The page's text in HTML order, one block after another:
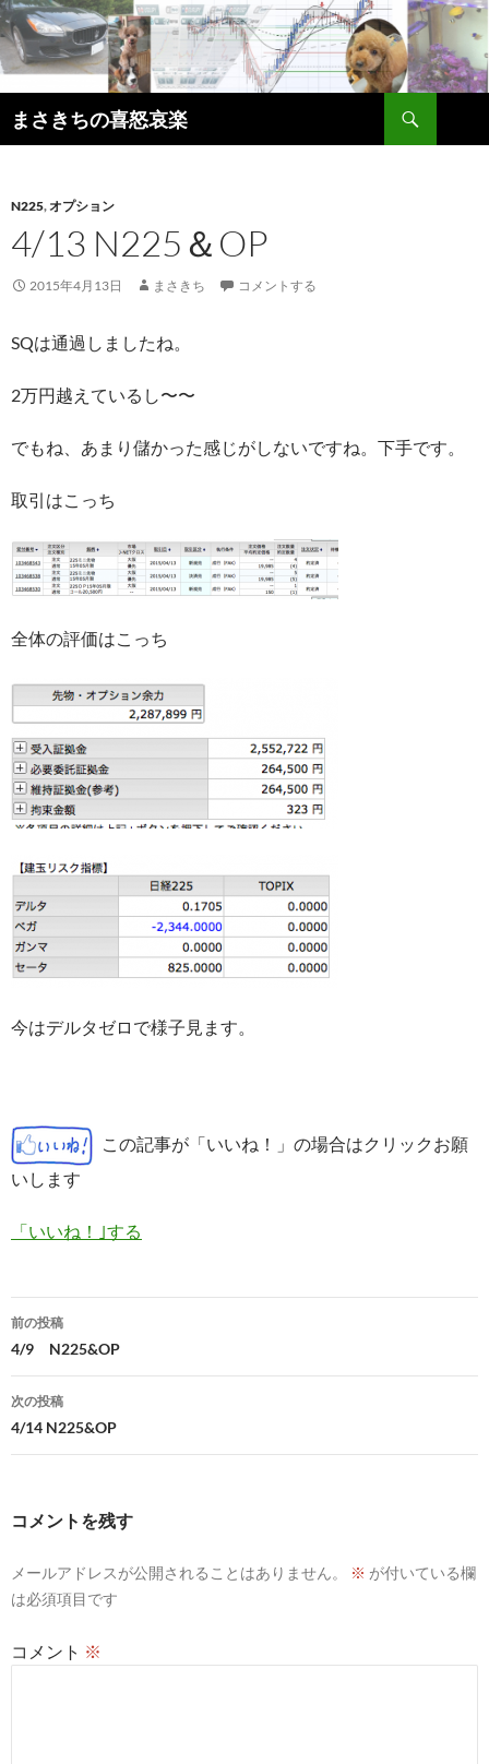
コ
ン
テ
ン
ツ
へ
プ
まさきちの喜怒哀楽
索
N225,オプション
4/13 N225＆OP
2015年4月13日 まさきち コメントする
SQは通過しましたね。
2万円越えているし〜〜
でもね、あまり儲かった感じがしないですね。下手です。
取引はこっち
全体の評価はこっち
今はデルタゼロで様子見ます。
この記事が「いいね！」の場合はクリックお願
いします
「いいね！｣する
投
稿
ナ
ビ
ョ
前の投稿
4/9 N225&OP
次の投稿
4/14 N225&OP
コメントを残す
メールアドレスが公開されることはありません。 ※ が付いている欄
は必須項目です
コメント ※